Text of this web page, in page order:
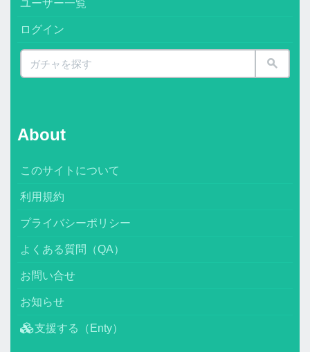
ユーザー一覧
ログイン
About
このサイトについて
利用規約
プライバシーポリシー
よくある質問（QA）
お問い合せ
お知らせ
支援する（Enty）